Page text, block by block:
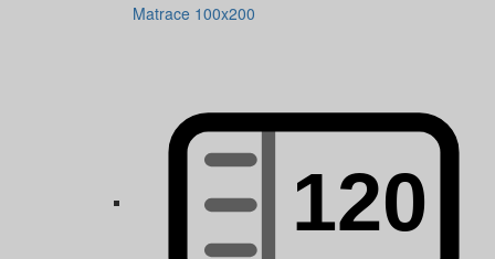
Matrace 100x200